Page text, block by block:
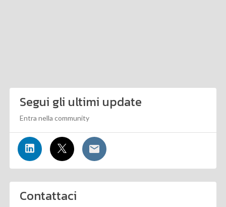
Segui gli ultimi update
Entra nella community
Contattaci